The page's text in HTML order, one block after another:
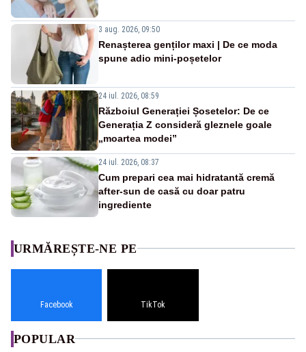
3 aug. 2026, 09:50
Renașterea genților maxi | De ce moda
spune adio mini-poșetelor
24 iul. 2026, 08:59
Războiul Generației Șosetelor: De ce
Generația Z consideră gleznele goale
„moartea modei”
24 iul. 2026, 08:37
Cum prepari cea mai hidratantă cremă
after-sun de casă cu doar patru
ingrediente
URMĂREȘTE-NE PE
Facebook TikTok
POPULAR